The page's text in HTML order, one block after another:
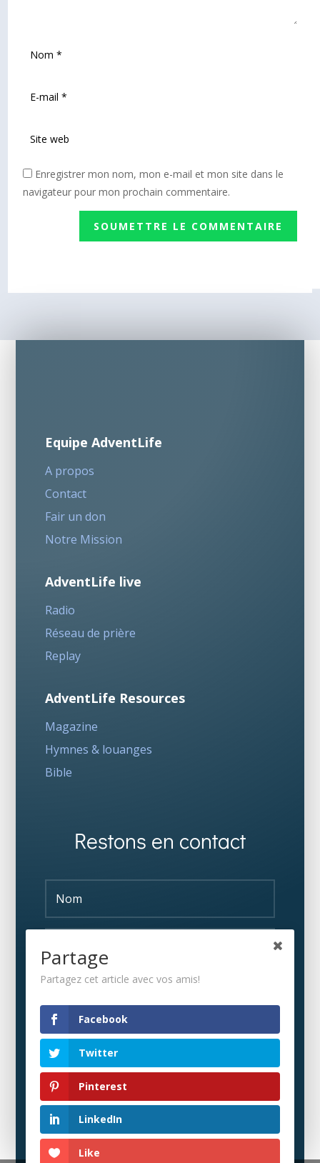
Enregistrer mon nom, mon e-mail et mon site dans le
navigateur pour mon prochain commentaire.
SOUMETTRE LE COMMENTAIRE
Equipe AdventLife
A propos
Contact
Fair un don
Notre Mission
AdventLife live
Radio
Réseau de prière
Replay
AdventLife Resources
Magazine
Hymnes & louanges
Bible
Restons en contact
Partage
Partagez cet article avec vos amis!
Facebook
Twitter
Pinterest
LinkedIn
Like